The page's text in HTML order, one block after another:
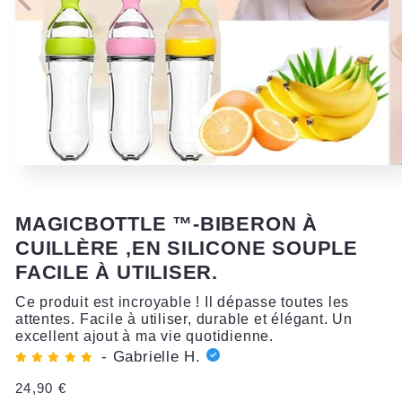
dans
une
fenêtre
modale
MAGICBOTTLE ™-BIBERON À
CUILLÈRE ,EN SILICONE SOUPLE
FACILE À UTILISER.
Ce produit est incroyable ! Il dépasse toutes les
attentes. Facile à utiliser, durable et élégant. Un
excellent ajout à ma vie quotidienne.
- Gabrielle H.
Prix
24,90 €